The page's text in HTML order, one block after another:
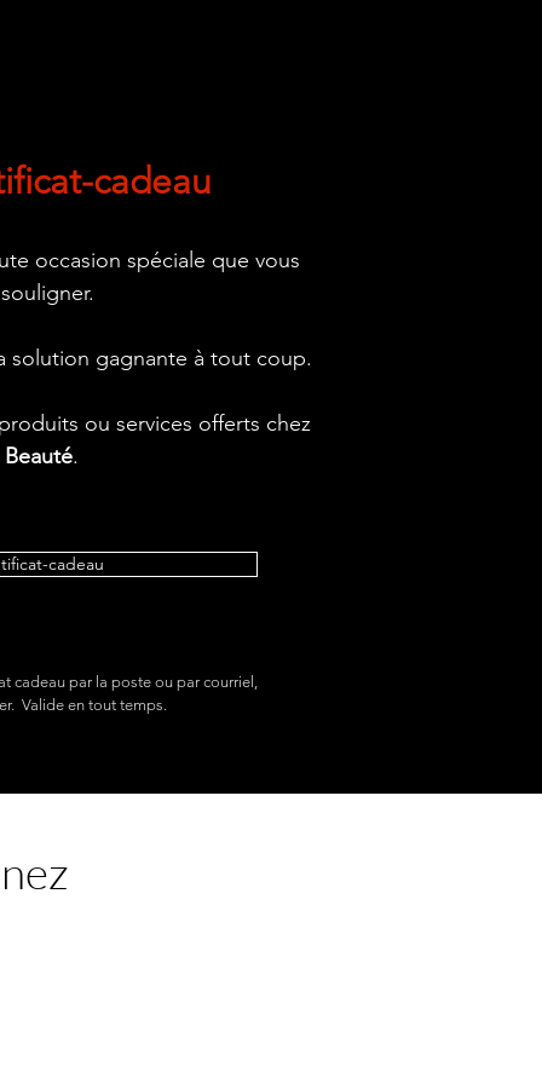
cadeau
occasion spéciale que vous
solution gagnante à tout coup.
ou services offerts chez
.
cadeau
cadeau par la poste ou par courriel,
Valide en tout temps.